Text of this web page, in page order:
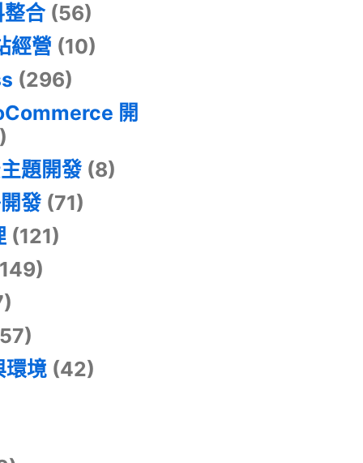
合(56)
經營 (10)
(296)
開
題開發(8)
發(71)
(121)
環境(42)